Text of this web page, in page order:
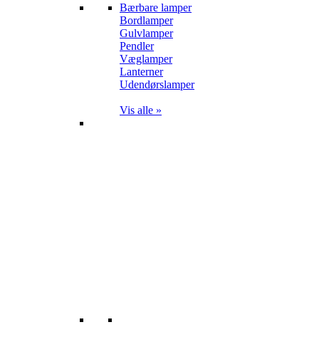
Bærbare lamper
Bordlamper
Gulvlamper
Pendler
Væglamper
Lanterner
Udendørslamper
Vis alle »